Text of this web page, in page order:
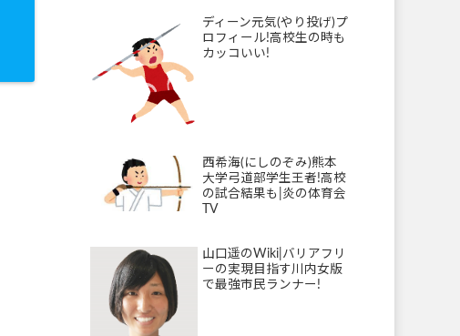
ディーン元気(やり投げ)プ
ロフィール!高校生の時も
カッコいい!
西希海(にしのぞみ)熊本
大学弓道部学生王者!高校
の試合結果も|炎の体育会
TV
山口遥のWiki|バリアフリ
ーの実現目指す川内女版
で最強市民ランナー!